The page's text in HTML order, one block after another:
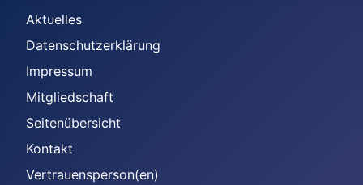
Aktuelles
Datenschutzerklärung
Impressum
Mitgliedschaft
Seitenübersicht
Kontakt
Vertrauensperson(en)